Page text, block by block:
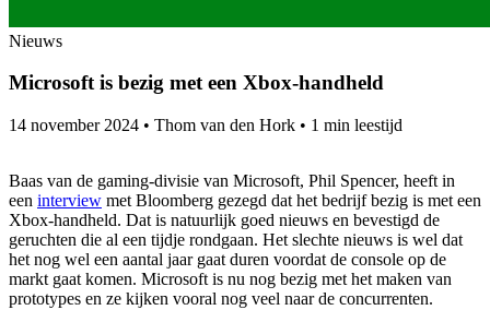
Nieuws
Microsoft is bezig met een Xbox-handheld
14 november 2024 • Thom van den Hork • 1 min leestijd
Baas van de gaming-divisie van Microsoft, Phil Spencer, heeft in
een interview met Bloomberg gezegd dat het bedrijf bezig is met een
Xbox-handheld. Dat is natuurlijk goed nieuws en bevestigd de
geruchten die al een tijdje rondgaan. Het slechte nieuws is wel dat
het nog wel een aantal jaar gaat duren voordat de console op de
markt gaat komen. Microsoft is nu nog bezig met het maken van
prototypes en ze kijken vooral nog veel naar de concurrenten.